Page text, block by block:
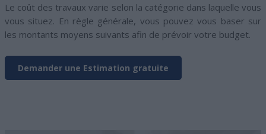
Le coût des travaux varie selon la catégorie dans laquelle vous
vous situez. En règle générale, vous pouvez vous baser sur
les montants moyens suivants afin de prévoir votre budget.
Demander une Estimation gratuite